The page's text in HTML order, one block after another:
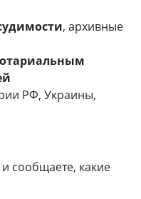
, архивные
РФ, Украины,
сообщаете, какие